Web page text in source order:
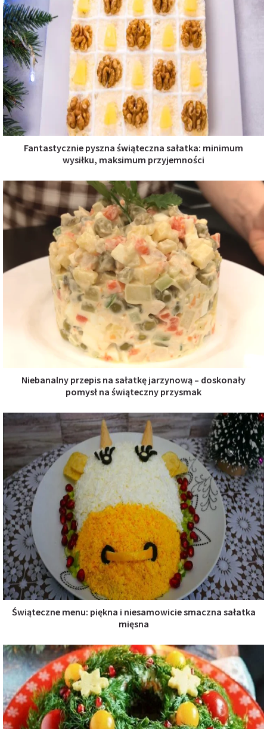
Fantastycznie pyszna świąteczna sałatka: minimum
wysiłku, maksimum przyjemności
Niebanalny przepis na sałatkę jarzynową – doskonały
pomysł na świąteczny przysmak
Świąteczne menu: piękna i niesamowicie smaczna sałatka
mięsna